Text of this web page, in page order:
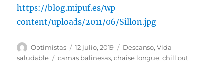
https://blog.mipuf.es/wp-
content/uploads/2011/06/Sillon.jpg
Autor
Optimistas
Publicado
el
12 julio, 2019 Categorías
Descanso,Vida
saludable
Etiquetas
camas balinesas,chaise longue,chill out